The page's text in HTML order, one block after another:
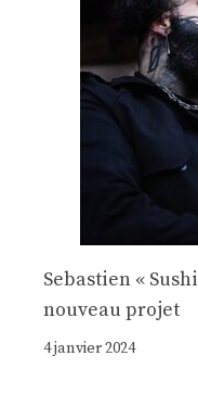
Sebastien «
nouveau projet
4 janvier 2024